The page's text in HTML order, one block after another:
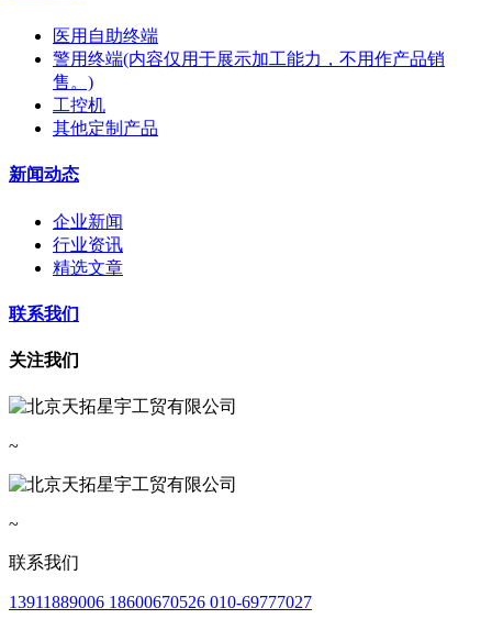
医用自助终端
警用终端(内容仅用于展示加工能力，不用作产品销
售。)
工控机
其他定制产品
新闻动态
企业新闻
行业资讯
精选文章
联系我们
关注我们
~
~
联系我们
13911889006 18600670526 010-69777027